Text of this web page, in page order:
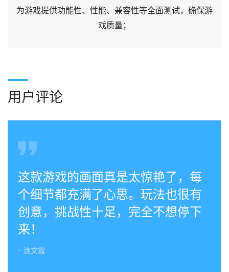
为游戏提供功能性、性能、兼容性等全面测试，确保游
戏质量；
用户评论
这款游戏的画面真是太惊艳了，每
个细节都充满了心思。玩法也很有
创意，挑战性十足，完全不想停下
来！
- 连文霞